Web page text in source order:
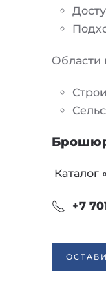
Области
Каталог
+7